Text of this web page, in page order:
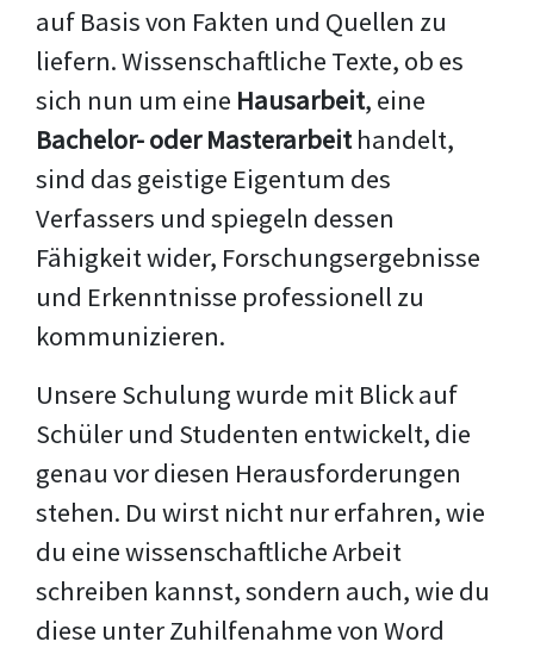
auf Basis von Fakten und Quellen zu
liefern. Wissenschaftliche Texte, ob es
sich nun um eine Hausarbeit, eine
Bachelor- oder Masterarbeithandelt,
sind das geistige Eigentum des
Verfassers und spiegeln dessen
Fähigkeit wider, Forschungsergebnisse
und Erkenntnisse professionell zu
kommunizieren.
Unsere Schulung wurde mit Blick auf
Schüler und Studenten entwickelt, die
genau vor diesen Herausforderungen
stehen. Du wirst nicht nur erfahren, wie
du eine wissenschaftliche Arbeit
schreiben kannst, sondern auch, wie du
diese unter Zuhilfenahme von Word